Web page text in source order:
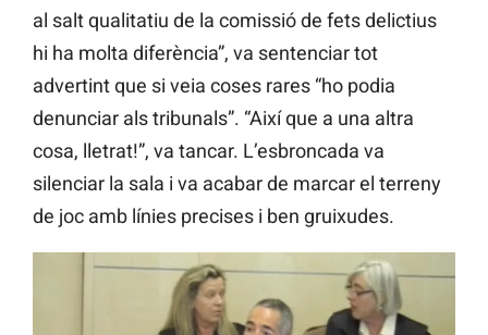
al salt qualitatiu de la comissió de fets delictius
hi ha molta diferència”, va sentenciar tot
advertint que si veia coses rares “ho podia
denunciar als tribunals”. “Així que a una altra
cosa, lletrat!”, va tancar. L’esbroncada va
silenciar la sala i va acabar de marcar el terreny
de joc amb línies precises i ben gruixudes.